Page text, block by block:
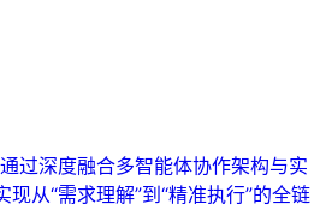
过深度融合多智能体协作架构与实
从“需求理解”到“精准执行”的全链